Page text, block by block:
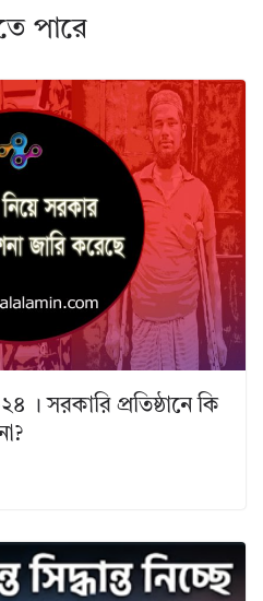
পারে
সরকারি প্রতিষ্ঠানে কি